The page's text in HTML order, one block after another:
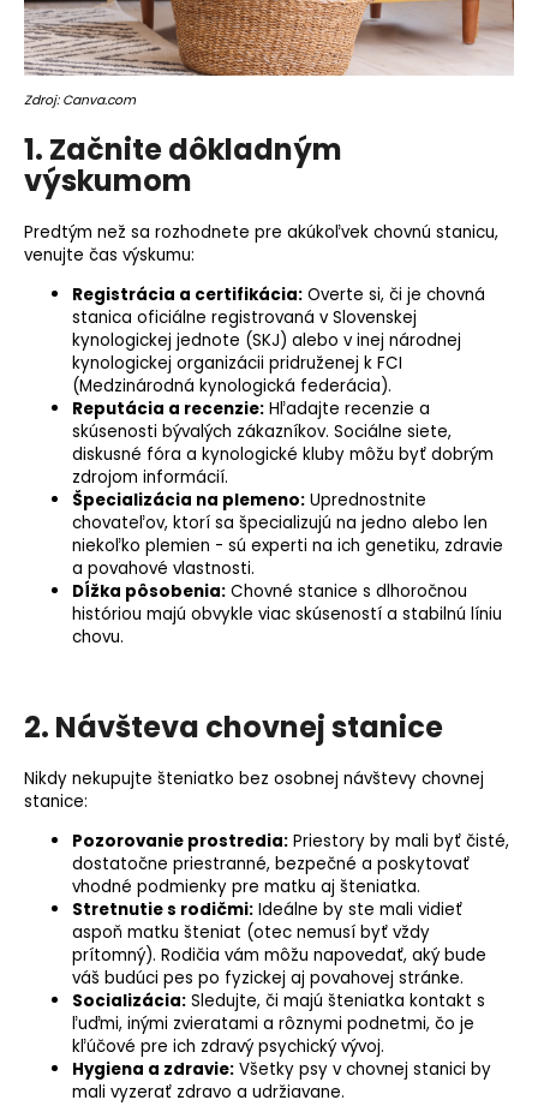
Zdroj: Canva.com
1. Začnite dôkladným
výskumom
Predtým než sa rozhodnete pre akúkoľvek chovnú stanicu,
venujte čas výskumu:
Registrácia a certifikácia: Overte si, či je chovná
stanica oficiálne registrovaná v Slovenskej
kynologickej jednote (SKJ) alebo v inej národnej
kynologickej organizácii pridruženej k FCI
(Medzinárodná kynologická federácia).
Reputácia a recenzie: Hľadajte recenzie a
skúsenosti bývalých zákazníkov. Sociálne siete,
diskusné fóra a kynologické kluby môžu byť dobrým
zdrojom informácií.
Špecializácia na plemeno: Uprednostnite
chovateľov, ktorí sa špecializujú na jedno alebo len
niekoľko plemien - sú experti na ich genetiku, zdravie
a povahové vlastnosti.
Dĺžka pôsobenia: Chovné stanice s dlhoročnou
históriou majú obvykle viac skúseností a stabilnú líniu
chovu.
2. Návšteva chovnej stanice
Nikdy nekupujte šteniatko bez osobnej návštevy chovnej
stanice:
Pozorovanie prostredia: Priestory by mali byť čisté,
dostatočne priestranné, bezpečné a poskytovať
vhodné podmienky pre matku aj šteniatka.
Stretnutie s rodičmi: Ideálne by ste mali vidieť
aspoň matku šteniat (otec nemusí byť vždy
prítomný). Rodičia vám môžu napovedať, aký bude
váš budúci pes po fyzickej aj povahovej stránke.
Socializácia: Sledujte, či majú šteniatka kontakt s
ľuďmi, inými zvieratami a rôznymi podnetmi, čo je
kľúčové pre ich zdravý psychický vývoj.
Hygiena a zdravie: Všetky psy v chovnej stanici by
mali vyzerať zdravo a udržiavane.
ú
č
a
m